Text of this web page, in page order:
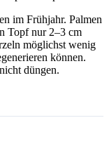
im Frühjahr. Palmen
Topf nur 2–3 cm
möglichst wenig
können.
düngen.